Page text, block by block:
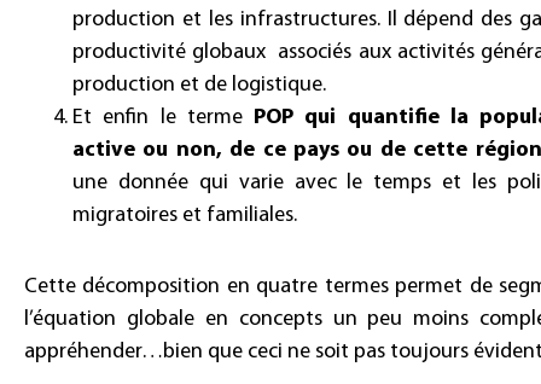
production et les infrastructures. Il dépend des
productivité globaux associés aux activités
production et de logistique.
Et enfin le terme POP qui quantifie la
active ou non, de ce pays ou de cette région
une donnée qui varie avec le temps et les
migratoires et familiales.
Cette décomposition en quatre termes permet de
l’équation globale en concepts un peu moins
appréhender…bien que ceci ne soit pas toujours